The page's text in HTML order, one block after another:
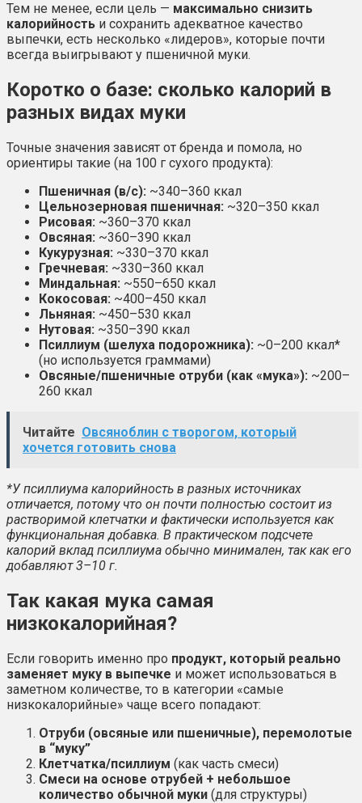
Тем не менее, если цель — максимально снизить
калорийность и сохранить адекватное качество
выпечки, есть несколько «лидеров», которые почти
всегда выигрывают у пшеничной муки.
Коротко о базе: сколько калорий в
разных видах муки
Точные значения зависят от бренда и помола, но
ориентиры такие (на 100 г сухого продукта):
Пшеничная (в/с): ~340–360 ккал
Цельнозерновая пшеничная: ~320–350 ккал
Рисовая: ~360–370 ккал
Овсяная: ~360–390 ккал
Кукурузная: ~330–370 ккал
Гречневая: ~330–360 ккал
Миндальная: ~550–650 ккал
Кокосовая: ~400–450 ккал
Льняная: ~450–530 ккал
Нутовая: ~350–390 ккал
Псиллиум (шелуха подорожника): ~0–200 ккал*
(но используется граммами)
Овсяные/пшеничные отруби (как «мука»): ~200–
260 ккал
Читайте Овсяноблин с творогом, который
хочется готовить снова
*У псиллиума калорийность в разных источниках
отличается, потому что он почти полностью состоит из
растворимой клетчатки и фактически используется как
функциональная добавка. В практическом подсчете
калорий вклад псиллиума обычно минимален, так как его
добавляют 3–10 г.
Так какая мука самая
низкокалорийная?
Если говорить именно про продукт, который реально
заменяет муку в выпечке и может использоваться в
заметном количестве, то в категории «самые
низкокалорийные» чаще всего попадают:
Отруби (овсяные или пшеничные), перемолотые
в “муку”
Клетчатка/псиллиум (как часть смеси)
Смеси на основе отрубей + небольшое
количество обычной муки (для структуры)